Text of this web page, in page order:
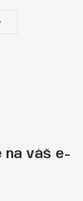
na váš e-